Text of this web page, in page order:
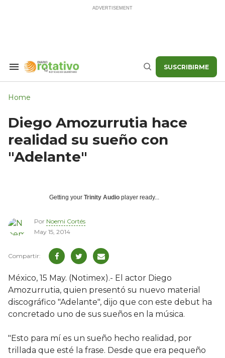
Search
Buscar SUSCRIBIRME
Home
Diego Amozurrutia hace
realidad su sueño con
"Adelante"
Getting your Trinity Audio player ready...
Por Noemi Cortés
May 15, 2014
México, 15 May. (Notimex).- El actor Diego
Amozurrutia, quien presentó su nuevo material
discográfico "Adelante", dijo que con este debut ha
concretado uno de sus sueños en la música.
"Esto para mí es un sueño hecho realidad, por
trillada que esté la frase. Desde que era pequeño